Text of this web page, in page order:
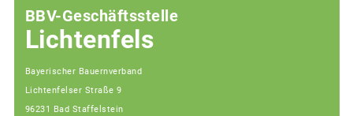
BBV-Geschäftsstelle
Lichtenfels
Bayerischer Bauernverband
Lichtenfelser Straße 9
96231 Bad Staffelstein